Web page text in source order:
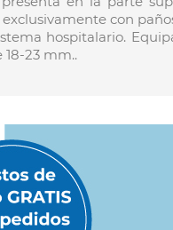
con
hospitalario.
23 mm..